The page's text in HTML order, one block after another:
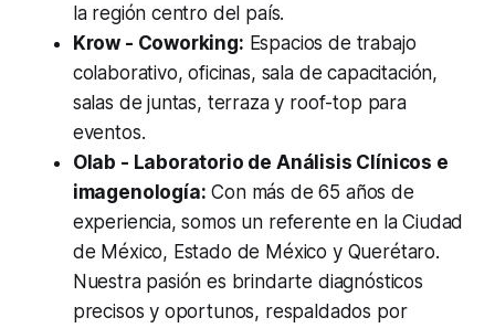
la región centro del país.
Krow - Coworking: Espacios de trabajo
colaborativo, oficinas, sala de capacitación,
salas de juntas, terraza y roof-top para
eventos.
Olab - Laboratorio de Análisis Clínicos e
imagenología: Con más de 65 años de
experiencia, somos un referente en la Ciudad
de México, Estado de México y Querétaro.
Nuestra pasión es brindarte diagnósticos
precisos y oportunos, respaldados por